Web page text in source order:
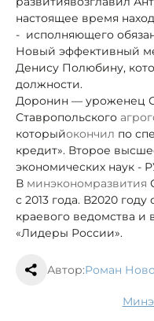
настоящее время
- исполняющего
Новый эффективный
Денису Полюбину,
должности.
Доронин — уроженец
Ставропольского
которыйокончил по
кредит». Второе
экономических наук -
В минэкономразвития
с 2013 года. В2020 году
краевого ведомства и
«Лидеры России».
Автор:Роман